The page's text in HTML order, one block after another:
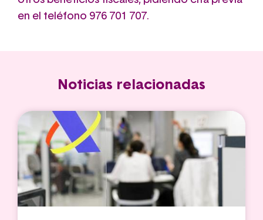
en el teléfono 976 701 707.
Noticias relacionadas